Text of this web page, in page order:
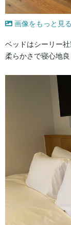
画像をもっと見
ベッドはシーリー
柔らかさで寝心地